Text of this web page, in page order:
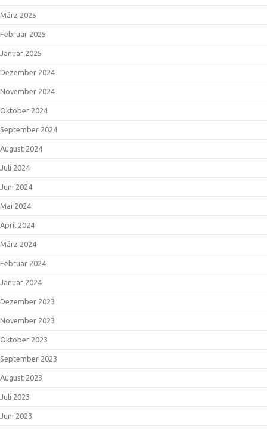
März 2025
Februar 2025
Januar 2025
Dezember 2024
November 2024
Oktober 2024
September 2024
August 2024
Juli 2024
Juni 2024
Mai 2024
April 2024
März 2024
Februar 2024
Januar 2024
Dezember 2023
November 2023
Oktober 2023
September 2023
August 2023
Juli 2023
Juni 2023